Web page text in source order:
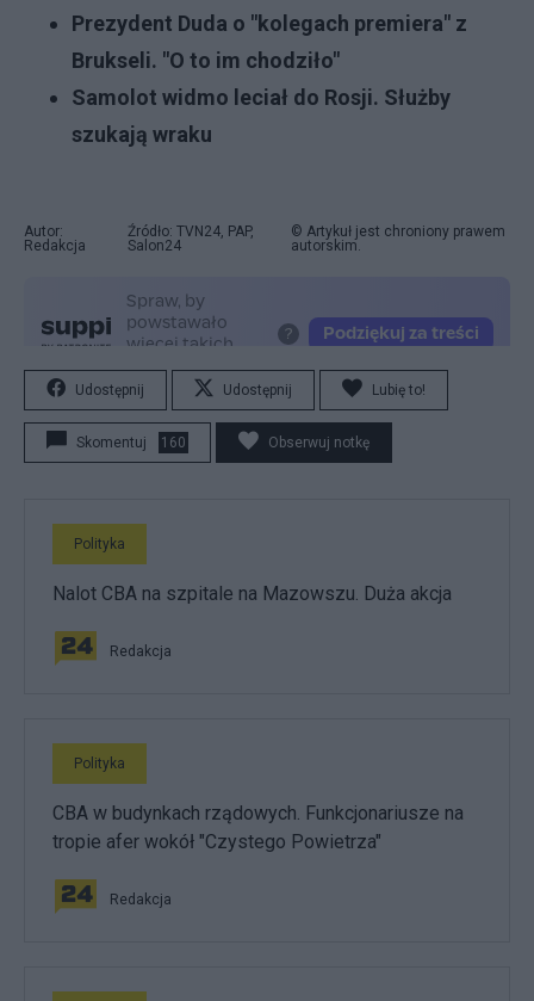
Prezydent Duda o "kolegach premiera" z
Brukseli. "O to im chodziło"
Samolot widmo leciał do Rosji. Służby
szukają wraku
Autor:
Redakcja
Źródło: TVN24, PAP,
Salon24
© Artykuł jest chroniony prawem
autorskim.
Udostępnij Udostępnij Lubię to!
Skomentuj 160 Obserwuj notkę
Polityka
Nalot CBA na szpitale na Mazowszu. Duża akcja
Redakcja
Polityka
CBA w budynkach rządowych. Funkcjonariusze na
tropie afer wokół "Czystego Powietrza"
Redakcja